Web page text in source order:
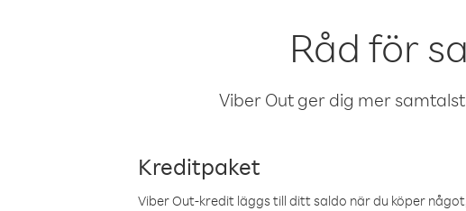
Råd för
Viber Out ger dig mer
Kreditpaket
Viber Out-kredit läggs till ditt saldo när du köper